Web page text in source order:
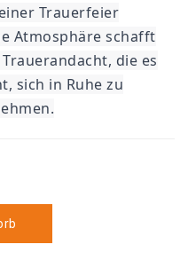
Trauerfeier
Atmosphäre schafft
die es
sich in Ruhe zu